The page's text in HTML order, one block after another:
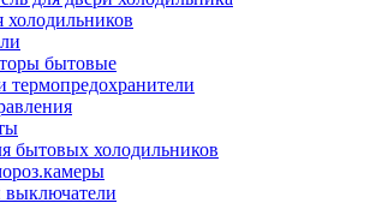
холодильников
бытовые
термопредохранители
бытовых холодильников